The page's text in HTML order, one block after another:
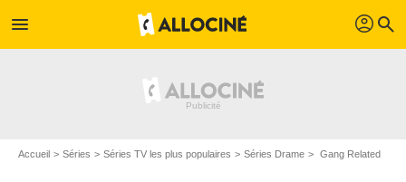
menu profil search
Accueil Séries Séries TV les plus populaires Séries Drame Gang Related